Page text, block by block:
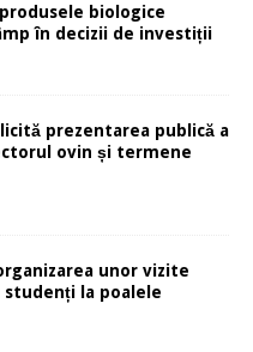
biologice
în decizii de investiții
prezentarea publică a
ovin și termene
unor vizite
la poalele